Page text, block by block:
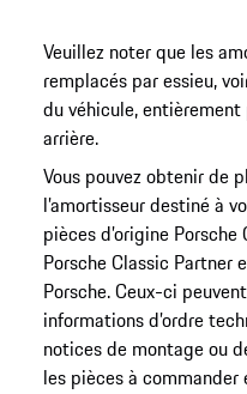
Veuillez noter que les
remplacés par essieu,
du véhicule,
arrière.
Vous pouvez obtenir de
l’amortisseur destiné à
pièces d’origine
Porsche Classic Partner
Porsche. Ceux-ci
informations d’ordre
notices de montage ou
les pièces à